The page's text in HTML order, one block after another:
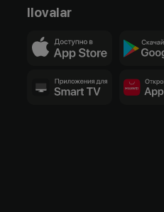
Ilovalar